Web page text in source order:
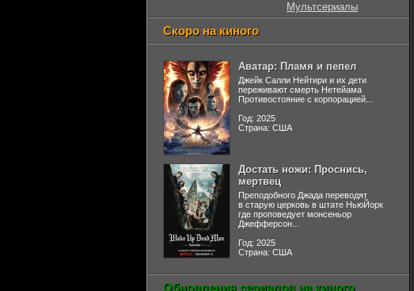
Мультсериалы
Скоро на киного
Аватар: Пламя и пепел
Джейк Салли Нейтири и их дети
переживают смерть Нетейама
Противостояние с корпорацией...
Год: 2025
Страна: США
Достать ножи: Проснись,
мертвец
Преподобного Джада переводят
в старую церковь в штате НьюЙорк
где проповедует монсеньор
Джефферсон...
Год: 2025
Страна: США
Обновления сериалов на киного